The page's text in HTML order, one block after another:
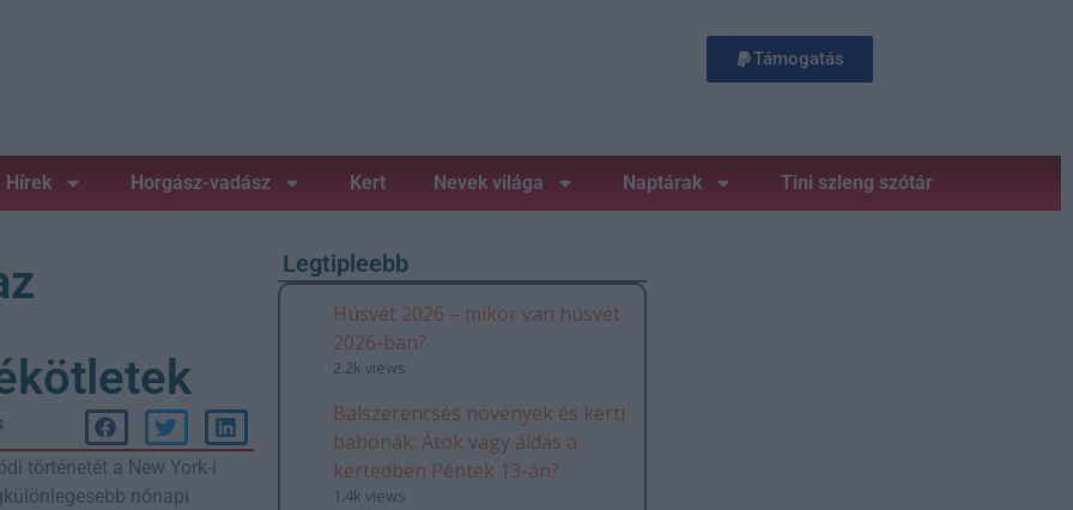
Támogatás
Hírek Horgász-vadász Kert Nevek világa Naptárak Tini szleng szótár
történetét a New York-i
nőnapi
Legtipleebb
Húsvét 2026 – mikor van húsvét
2026-ban?
2.2k views
Balszerencsés növények és kerti
babonák: Átok vagy áldás a
kertedben Péntek 13-án?
1.4k views